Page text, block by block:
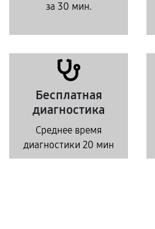
за 30 мин.
Бесплатная
диагностика
Среднее время
диагностики 20 мин